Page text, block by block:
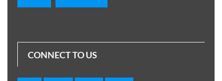
CONNECT TO US